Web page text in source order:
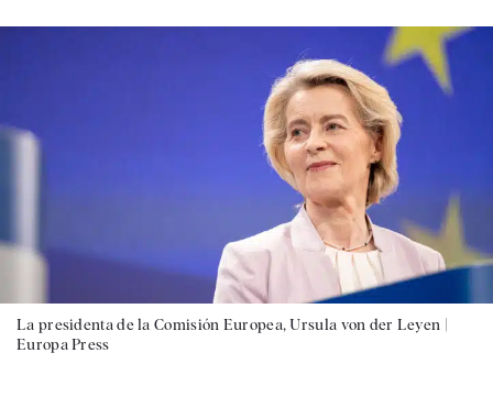
La presidenta de la Comisión Europea, Ursula von der Leyen |
Europa Press